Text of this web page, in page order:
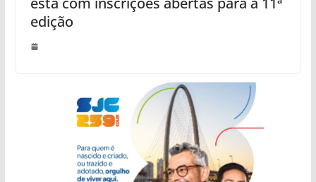
edição